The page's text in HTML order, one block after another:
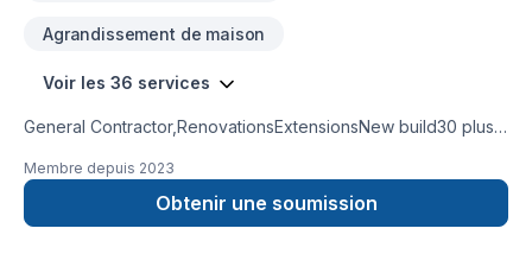
finale.
Agrandissement de maison
Voir les 36 services
General Contractor,RenovationsExtensionsNew build30 plus
remodeling basement remodel
Membre depuis 2023
Obtenir une soumission